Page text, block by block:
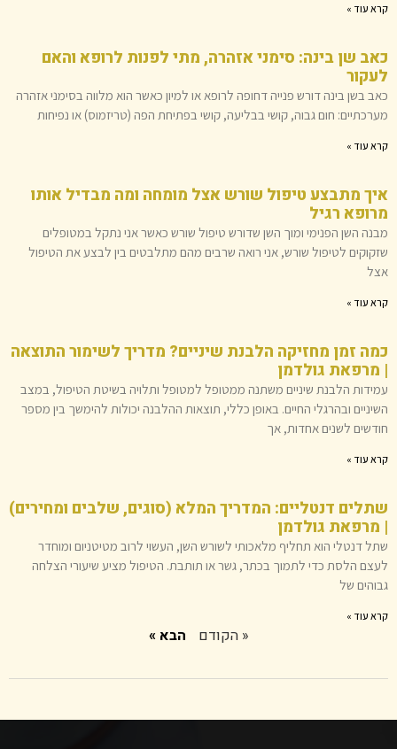
קרא עוד »
כאב שן בינה: סימני אזהרה, מתי לפנות לרופא והאם
לעקור
כאב בשן בינה דורש פנייה דחופה לרופא או למיון כאשר הוא מלווה בסימני אזהרה
מערכתיים: חום גבוה, קושי בבליעה, קושי בפתיחת הפה (טריזמוס) או נפיחות
קרא עוד »
איך מתבצע טיפול שורש אצל מומחה ומה מבדיל אותו
מרופא רגיל
מבנה השן הפנימי ומוך השן שדורש טיפול שורש כאשר אני נתקל במטופלים
שזקוקים לטיפול שורש, אני רואה שרבים מהם מתלבטים בין לבצע את הטיפול
אצל
קרא עוד »
כמה זמן מחזיקה הלבנת שיניים? מדריך לשימור התוצאה
| מרפאת גולדמן
עמידות הלבנת שיניים משתנה ממטופל למטופל ותלויה בשיטת הטיפול, במצב
השיניים ובהרגלי החיים. באופן כללי, תוצאות ההלבנה יכולות להימשך בין מספר
חודשים לשנים אחדות, אך
קרא עוד »
שתלים דנטליים: המדריך המלא (סוגים, שלבים ומחירים)
| מרפאת גולדמן
שתל דנטלי הוא תחליף מלאכותי לשורש השן, העשוי לרוב מטיטניום ומוחדר
לעצם הלסת כדי לתמוך בכתר, גשר או תותבת. הטיפול מציע שיעורי הצלחה
גבוהים של
קרא עוד »
« הקודם הבא »